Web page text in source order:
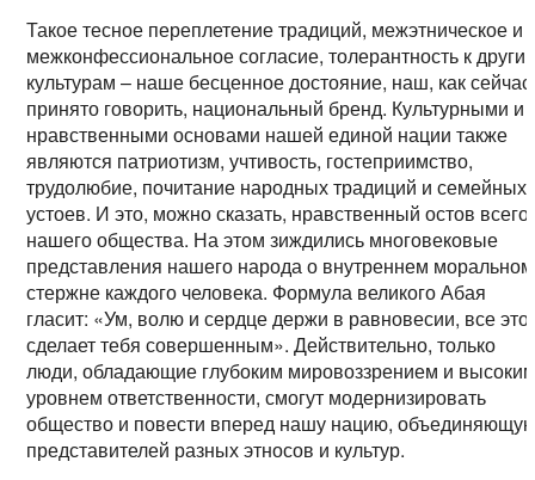
Такое тесное переплетение традиций, межэтническое и
межконфессиональное согласие, толерантность к
культурам – наше бесценное достояние, наш, как сейчас
принято говорить, национальный бренд. Культурными и
нравственными основами нашей единой нации также
являются патриотизм, учтивость, гостеприимство,
трудолюбие, почитание народных традиций и семейных
устоев. И это, можно сказать, нравственный остов всего
нашего общества. На этом зиждились многовековые
представления нашего народа о внутреннем моральном
стержне каждого человека. Формула великого Абая
гласит: «Ум, волю и сердце держи в равновесии, все это
сделает тебя совершенным». Действительно, только
люди, обладающие глубоким мировоззрением и
уровнем ответственности, смогут модернизировать
общество и повести вперед нашу нацию,
представителей разных этносов и культур.